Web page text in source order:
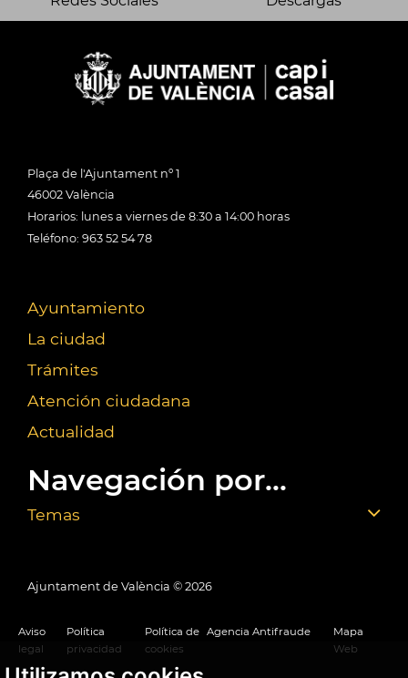
Plaça de l'Ajuntament nº 1
46002 València
Horarios: lunes a viernes de 8:30 a 14:00 horas
Teléfono: 963 52 54 78
Ayuntamiento
La ciudad
Trámites
Atención ciudadana
Actualidad
Navegación por...
Temas
Ajuntament de València © 2026
Aviso
legal
Política
privacidad
Política de
cookies
Agencia Antifraude
Mapa
Web